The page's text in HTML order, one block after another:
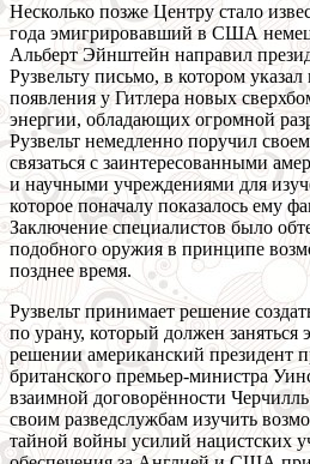
Несколько позже Центру стало
года эмигрировавший в США
Альберт Эйнштейн направил
Рузвельту письмо, в котором
появления у Гитлера новых
энергии, обладающих огромной
Рузвельт немедленно поручил
связаться с заинтересованными
и научными учреждениями для
которое поначалу показалось ему
Заключение специалистов было
подобного оружия в принципе
позднее время.
Рузвельт принимает решение
по урану, который должен
решении американский президент
британского премьер-министра
взаимной договорённости
своим разведслужбам изучить
тайной войны усилий нацистских